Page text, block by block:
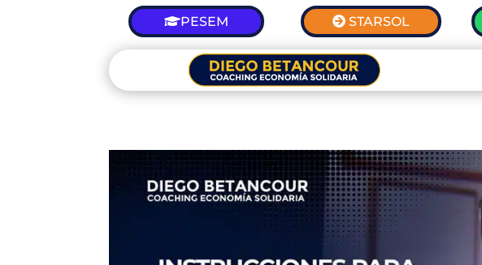
PESEM STARSOL